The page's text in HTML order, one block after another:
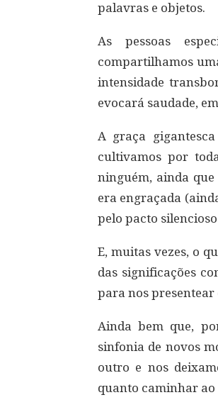
palavras e objetos.
As pessoas
compartilhamos
intensidade
evocará saudade,
A graça
cultivamos por
ninguém, ainda
era engraçada
pelo pacto
E, muitas vezes, o
das significações
para nos presentear
Ainda bem que,
sinfonia de novos
outro e nos
quanto caminhar ao